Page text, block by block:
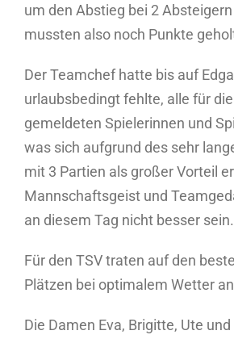
um den Abstieg bei 2
mussten also noch Punkte
Der Teamchef hatte bis auf
urlaubsbedingt fehlte, alle für
gemeldeten Spielerinnen und
was sich aufgrund des sehr
mit 3 Partien als großer Vorteil
Mannschaftsgeist und
an diesem Tag nicht besser sein.
Für den TSV traten auf den
Plätzen bei optimalem Wetter
Die Damen Eva, Brigitte, Ute